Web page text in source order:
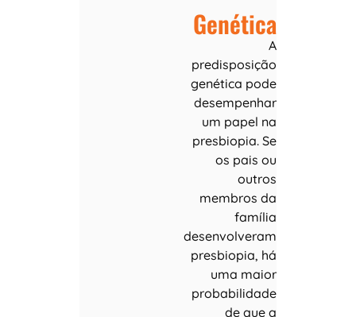
Genética
A
predisposição
genética pode
desempenhar
um papel na
presbiopia. Se
os pais ou
outros
membros da
família
desenvolveram
presbiopia, há
uma maior
probabilidade
de que a